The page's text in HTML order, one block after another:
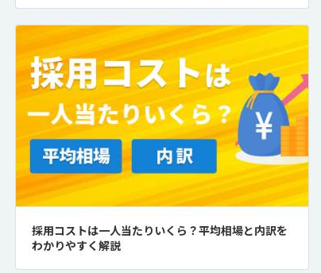
採用コストは一人当たりいくら？平均相場と内訳を
わかりやすく解説